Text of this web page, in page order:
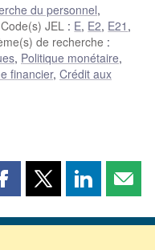
du personnel,
Code(s) JEL : E, E2, E21 ,
de recherche :
, Politique monétaire,
financier, Crédit aux
Partager
page
Partager
page
Partager
page page